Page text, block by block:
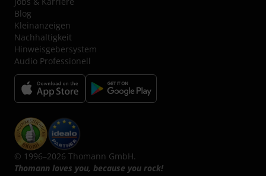
Blog
Kleinanzeigen
Nachhaltigkeit
Hinweisgebersystem
Audio Professionell
© 1996–2026 Thomann GmbH.
Thomann loves you, because you rock!